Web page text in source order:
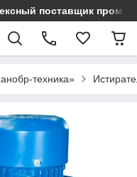
поставщик
техника»